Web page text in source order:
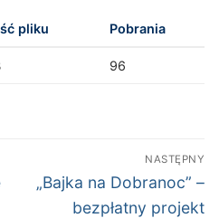
pliku Pobrania
96
NASTĘPNY
Następny
„Bajka na Dobranoc” –
bezpłatny projekt